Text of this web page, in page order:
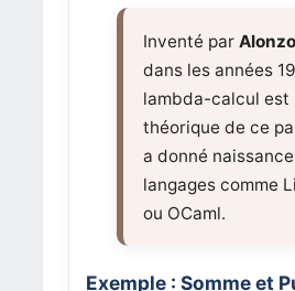
Inventé par
dans les années
lambda-calcul est
théorique de ce
a donné
langages comme
ou OCaml.
Exemple : Somme et